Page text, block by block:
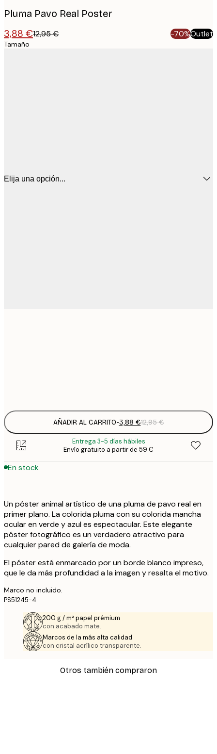
Pluma Pavo Real Poster
3,88 €12,95 € -70%Outlet
Tamaño
Elija una opción...
AÑADIR AL CARRITO-3,88 €12,95 €
Entrega 3-5 días hábiles
Envío gratuito a partir de 59 €
En stock
Un póster animal artístico de una pluma de pavo real en
primer plano. La colorida pluma con su colorida mancha
ocular en verde y azul es espectacular. Este elegante
póster fotográfico es un verdadero atractivo para
cualquier pared de galería de moda.
El póster está enmarcado por un borde blanco impreso,
que le da más profundidad a la imagen y resalta el motivo.
Marco no incluido.
PS51245-4
200 g / m² papel prémium
con acabado mate.
Marcos de la más alta calidad
con cristal acrílico transparente.
Otros también compraron